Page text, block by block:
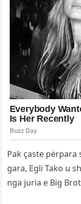
Pak çaste
gara, Egli Tako u
nga juria e Big